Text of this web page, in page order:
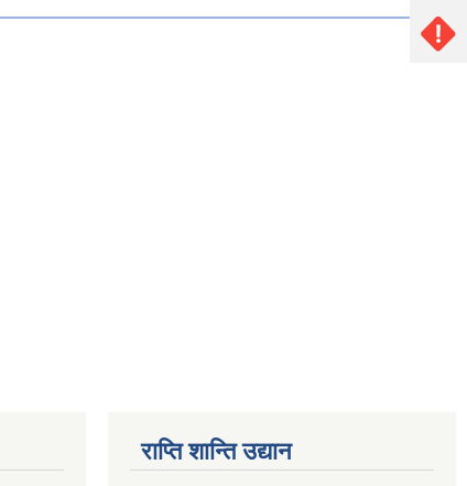
राप्ति शान्ति उद्यान